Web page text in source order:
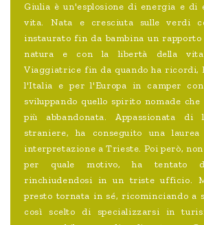
Giulia è un'esplosione di energia e di
vita. Nata e cresciuta sulle verdi
instaurato fin da bambina un
natura e con la libertà della vita
Viaggiatrice fin da quando ha ricordi,
l'Italia e per l'Europa in camper
sviluppando quello spirito nomade
più abbandonata. Appassionata
straniere, ha conseguito una
interpretazione a Trieste. Poi però, non
per quale motivo, ha tentato di
rinchiudendosi in un triste ufficio.
presto tornata in sé, ricominciando a
così scelto di specializzarsi in